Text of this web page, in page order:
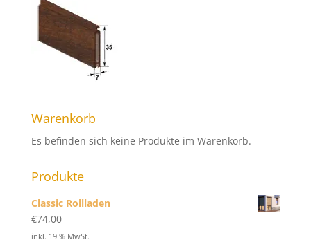
Warenkorb
Es befinden sich keine Produkte im Warenkorb.
Produkte
Classic Rollladen
€74,00
inkl. 19 % MwSt.